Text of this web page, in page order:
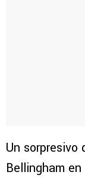
Un sorpresivo
Bellingham